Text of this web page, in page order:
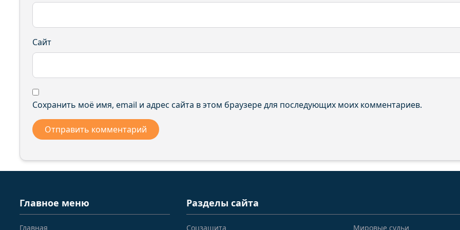
Сайт
Сохранить моё имя, email и адрес сайта в этом браузере для последующих моих комментариев.
Главное меню
Главная
Разделы сайта
Соцзащита Мировые судьи